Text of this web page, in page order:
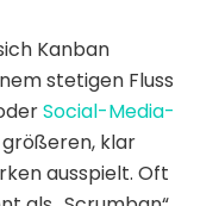
Kanban
stetigen Fluss
Social-Media-
klar
ausspielt. Oft